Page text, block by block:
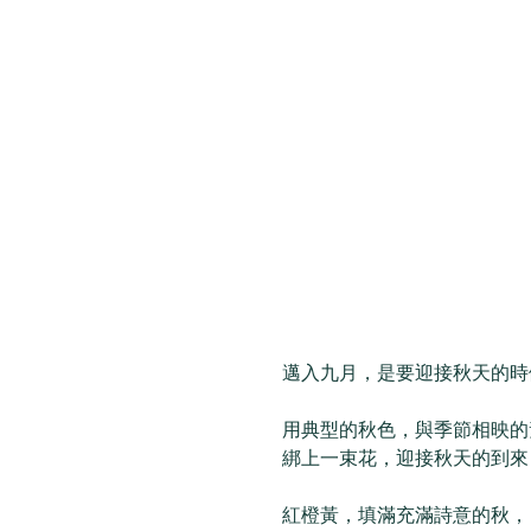
邁入九月，是要迎接秋天的時
用典型的秋色，與季節相映的
綁上一束花，迎接秋天的到來
紅橙黃，填滿充滿詩意的秋，